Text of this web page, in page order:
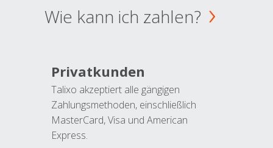
Wie kann ich zahlen?
Privatkunden
Talixo akzeptiert alle gängigen
Zahlungsmethoden, einschließlich
MasterCard, Visa und American
Express.